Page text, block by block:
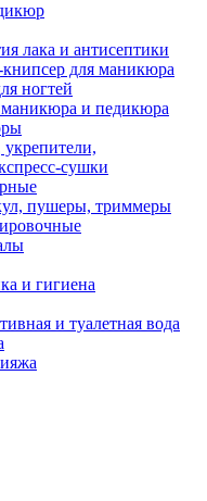
лака и антисептики
для маникюра
ногтей
и педикюра
сушки
пушеры, триммеры
и гигиена
и туалетная вода